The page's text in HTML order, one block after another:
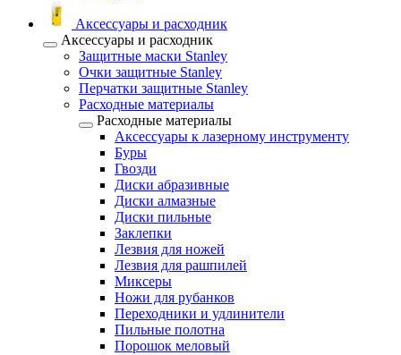
Аксессуары и расходник
Аксессуары и расходник
Защитные маски Stanley
Очки защитные Stanley
Перчатки защитные Stanley
Расходные материалы
Расходные материалы
Аксессуары к лазерному инструменту
Буры
Гвозди
Диски абразивные
Диски алмазные
Диски пильные
Заклепки
Лезвия для ножей
Лезвия для рашпилей
Миксеры
Ножи для рубанков
Переходники и удлинители
Пильные полотна
Порошок меловый